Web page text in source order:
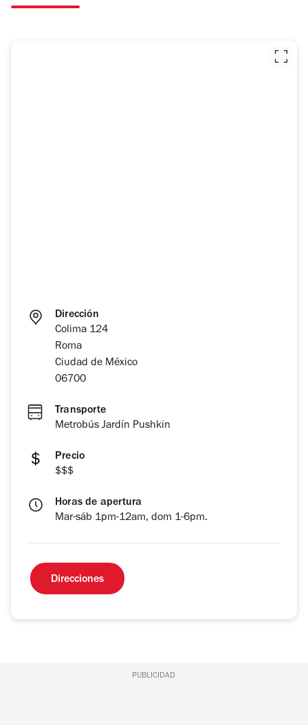
Dirección
Colima 124
Roma
Ciudad de México
06700
Transporte
Metrobús Jardín Pushkin
Precio
$$$
Horas de apertura
Mar-sáb 1pm-12am, dom 1-6pm.
Direcciones
PUBLICIDAD